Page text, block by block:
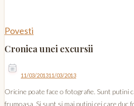
Povesti
Cronica unei excursii
11/03/201311/03/2013
Oricine poate face o fotografie. Sunt putini
frumoasa. Si sunt si mai putini cei care duc